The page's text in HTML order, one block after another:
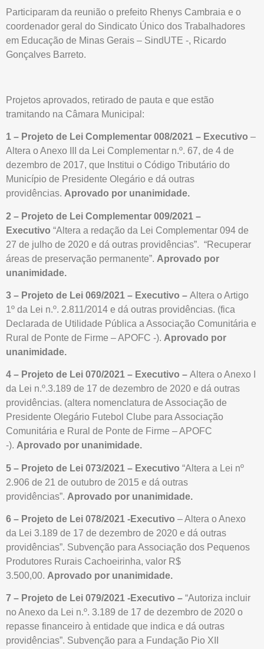
Participaram da reunião o prefeito Rhenys Cambraia e o
coordenador geral do Sindicato Único dos Trabalhadores
em Educação de Minas Gerais – SindUTE -, Ricardo
Gonçalves Barreto.
Projetos aprovados, retirado de pauta e que estão
tramitando na Câmara Municipal:
1 – Projeto de Lei Complementar 008/2021 – Executivo –
Altera o Anexo III da Lei Complementar n.º. 67, de 4 de
dezembro de 2017, que Institui o Código Tributário do
Município de Presidente Olegário e dá outras
providências. Aprovado por unanimidade.
2 – Projeto de Lei Complementar 009/2021 –
Executivo “Altera a redação da Lei Complementar 094 de
27 de julho de 2020 e dá outras providências”. “Recuperar
áreas de preservação permanente”. Aprovado por
unanimidade.
3 – Projeto de Lei 069/2021 – Executivo – Altera o Artigo
1º da Lei n.º. 2.811/2014 e dá outras providências. (fica
Declarada de Utilidade Pública a Associação Comunitária e
Rural de Ponte de Firme – APOFC -). Aprovado por
unanimidade.
4 – Projeto de Lei 070/2021 – Executivo – Altera o Anexo I
da Lei n.º.3.189 de 17 de dezembro de 2020 e dá outras
providências. (altera nomenclatura de Associação de
Presidente Olegário Futebol Clube para Associação
Comunitária e Rural de Ponte de Firme – APOFC
-). Aprovado por unanimidade.
5 – Projeto de Lei 073/2021 – Executivo “Altera a Lei nº
2.906 de 21 de outubro de 2015 e dá outras
providências”. Aprovado por unanimidade.
6 – Projeto de Lei 078/2021 -Executivo – Altera o Anexo
da Lei 3.189 de 17 de dezembro de 2020 e dá outras
providências”. Subvenção para Associação dos Pequenos
Produtores Rurais Cachoeirinha, valor R$
3.500,00. Aprovado por unanimidade.
7 – Projeto de Lei 079/2021 -Executivo – “Autoriza incluir
no Anexo da Lei n.º. 3.189 de 17 de dezembro de 2020 o
repasse financeiro à entidade que indica e dá outras
providências”. Subvenção para a Fundação Pio XII